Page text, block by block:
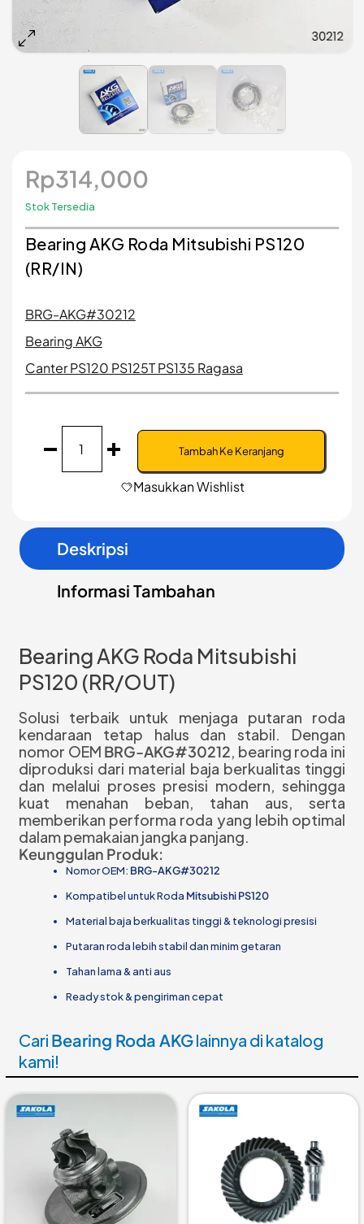
Rp314,000
Stok Tersedia
Bearing AKG Roda Mitsubishi PS120
(RR/IN)
BRG-AKG#30212
Bearing AKG
Canter PS120 PS125T PS135 Ragasa
Bearing
(RR/IN)
Tambah Ke Keranjang
Masukkan Wishlist
Deskripsi
Informasi Tambahan
Bearing AKG Roda Mitsubishi
PS120 (RR/OUT)
Solusi terbaik untuk menjaga putaran roda
kendaraan tetap halus dan stabil. Dengan
nomor OEM BRG-AKG#30212, bearing roda ini
diproduksi dari material baja berkualitas tinggi
dan melalui proses presisi modern, sehingga
kuat menahan beban, tahan aus, serta
memberikan performa roda yang lebih optimal
dalam pemakaian jangka panjang.
Keunggulan Produk:
Nomor OEM: BRG-AKG#30212
Kompatibel untuk Roda Mitsubishi PS120
Material baja berkualitas tinggi & teknologi presisi
Putaran roda lebih stabil dan minim getaran
Tahan lama & anti aus
Ready stok & pengiriman cepat
Cari Bearing Roda AKGlainnya di katalog
kami!